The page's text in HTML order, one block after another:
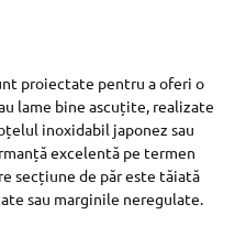
proiectate pentru a oferi o
lame bine ascuțite, realizate
inoxidabil japonez sau
excelentă pe termen
secțiune de păr este tăiată
sau marginile neregulate.